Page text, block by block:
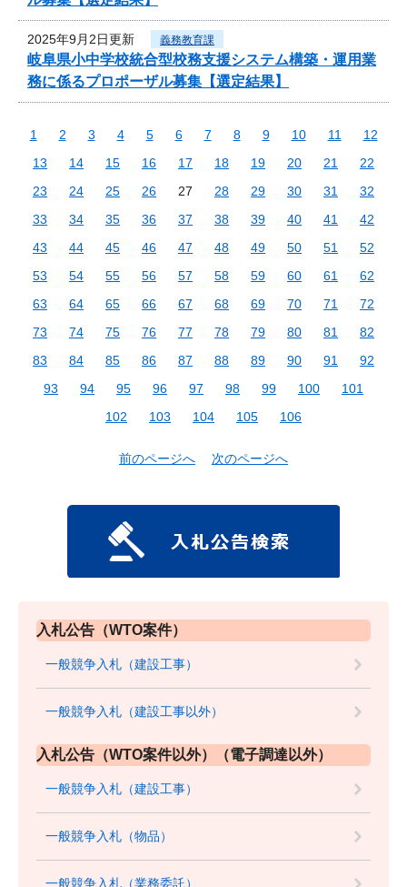
2025年9月2日更新 義務教育課
岐阜県小中学校統合型校務支援システム構築・運用業
務に係るプロポーザル募集【選定結果】
1 2 3 4 5 6 7 8 9 10 11
12
13
14 15 16 17 18 19 20 21
22
23
24 25 26 27 28 29 30 31
32
33
34 35 36 37 38 39 40 41
42
43
44 45 46 47 48 49 50 51
52
53
54 55 56 57 58 59 60 61
62
63
64 65 66 67 68 69 70 71
72
73
74 75 76 77 78 79 80 81
82
83
84 85 86 87 88 89 90 91
92
93
94 95 96 97 98 99 100
101
102
103 104 105 106
前のページへ 次のページへ
入札公告（WTO案件）
一般競争入札（建設工事）
一般競争入札（建設工事以外）
入札公告（WTO案件以外）（電子調達以外）
一般競争入札（建設工事）
一般競争入札（物品）
一般競争入札（業務委託）